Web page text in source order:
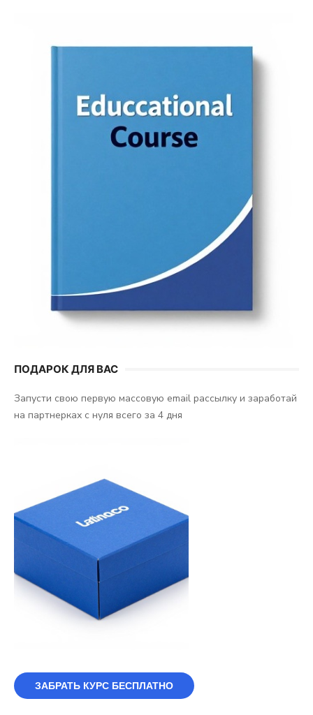
ПОДАРОК ДЛЯ ВАС
Запусти свою первую массовую email рассылку и заработай
на партнерках с нуля всего за 4 дня
ЗАБРАТЬ КУРС БЕСПЛАТНО